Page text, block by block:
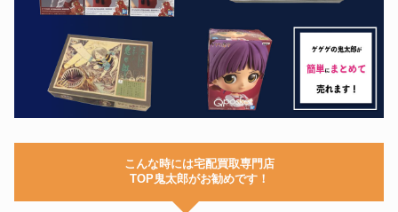
こんな時には宅配買取専門店
TOP鬼太郎がお勧めです！